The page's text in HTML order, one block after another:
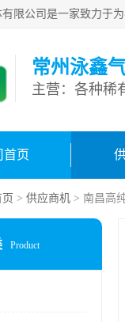
常州泳鑫
主营：各种稀
首页
> 供应商机 > 南昌高
Product